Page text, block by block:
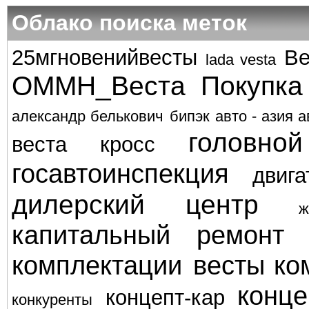
Облако поиска меток
25мгновенийвесты lada vesta
ОММН_Веста
александр белькович бипэк авто - азия
веста кросс
госавтоинспекция
дилерский центр
капитальный ремонт
комплектации весты
конкуренты концепт-кар